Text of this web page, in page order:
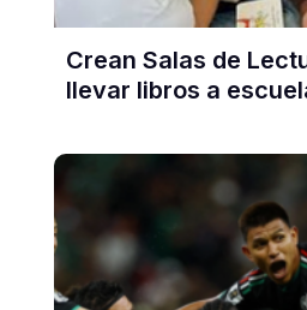
Crean Salas de
llevar libros a